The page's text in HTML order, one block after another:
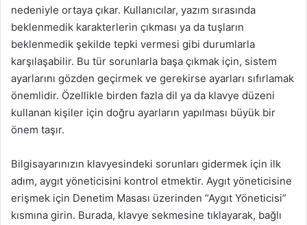
nedeniyle ortaya çıkar. Kullanıcılar, yazım sırasında
beklenmedik karakterlerin çıkması ya da tuşların
beklenmedik şekilde tepki vermesi gibi durumlarla
karşılaşabilir. Bu tür sorunlarla başa çıkmak için, sistem
ayarlarını gözden geçirmek ve gerekirse ayarları sıfırlamak
önemlidir. Özellikle birden fazla dil ya da klavye düzeni
kullanan kişiler için doğru ayarların yapılması büyük bir
önem taşır.
Bilgisayarınızın klavyesindeki sorunları gidermek için ilk
adım, aygıt yöneticisini kontrol etmektir. Aygıt yöneticisine
erişmek için Denetim Masası üzerinden “Aygıt Yöneticisi”
kısmına girin. Burada, klavye sekmesine tıklayarak, bağlı